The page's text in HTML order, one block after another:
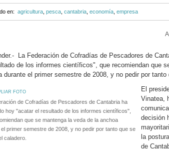
en: agricultura pesca cantabria economía empresa
La Federación de Cofradías de Pescadores de
de los informes científicos", que recomiendan que
durante el primer semestre de 2008, y no pedir por tanto
FOTO
de Cofradías de Pescadores de Cantabria ha
hoy "acatar el resultado de los informes científicos",
que se mantenga la veda de la anchoa
primer semestre de 2008, y no pedir por tanto que se
caladero.
El
Vinatea,
decisión
la
de